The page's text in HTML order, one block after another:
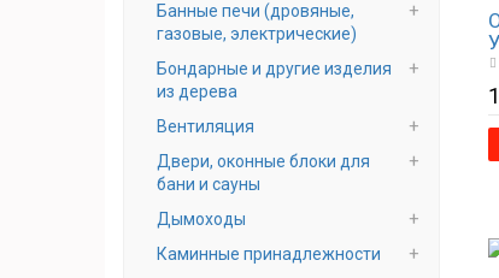
Банные печи (дровяные,
газовые, электрические)
Бондарные и другие изделия
из дерева
Вентиляция
Двери, оконные блоки для
бани и сауны
Дымоходы
Каминные принадлежности